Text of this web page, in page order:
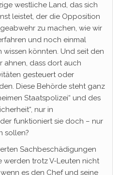
westliche Land, das sich
leistet, der die Opposition
zu machen, wie wir
und noch einmal
könnten. Und seit den
ahnen, dass dort auch
gesteuert oder
Diese Behörde steht ganz
Staatspolizei“ und des
nur in
funktioniert sie doch – nur
sollen?
Sachbeschädigungen
werden trotz V-Leuten nicht
es den Chef und seine